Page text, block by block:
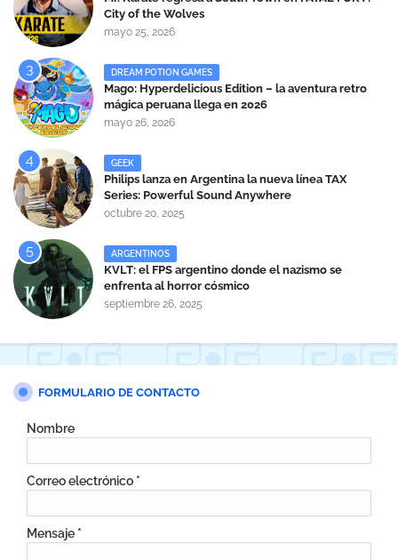
City of the Wolves
mayo 25, 2026
DREAM POTION GAMES
Mago: Hyperdelicious Edition – la aventura retro
mágica peruana llega en 2026
mayo 26, 2026
GEEK
Philips lanza en Argentina la nueva línea TAX
Series: Powerful Sound Anywhere
octubre 20, 2025
ARGENTINOS
KVLT: el FPS argentino donde el nazismo se
enfrenta al horror cósmico
septiembre 26, 2025
FORMULARIO DE CONTACTO
Nombre
Correo electrónico *
Mensaje *